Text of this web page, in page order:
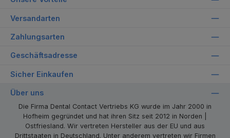
Versandarten
Zahlungsarten
Geschäftsadresse
Sicher Einkaufen
Über uns
Die Firma Dental Contact Vertriebs KG wurde im Jahr 2000 in
Hofheim gegründet und hat ihren Sitz seit 2012 in Norden |
Ostfriesland. Wir vertreten Hersteller aus der EU und aus
Drittstaaten in Deutschland. Unter anderem vertreten wir Firmen